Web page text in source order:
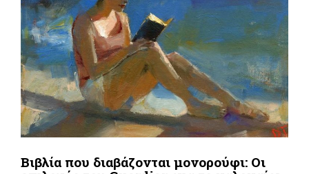
Βιβλία που διαβάζονται μονορούφι: Οι